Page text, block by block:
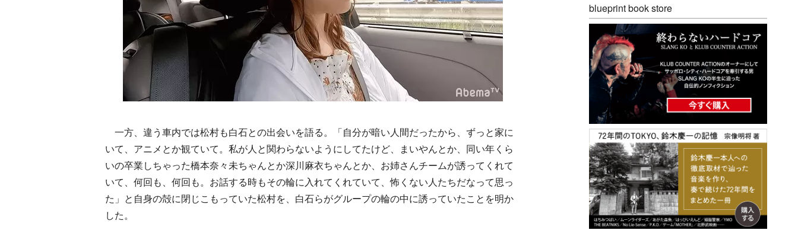
一方、違う車内では松村も白石との出会いを語る。「自分が暗い人間だったから、ずっと家に
いて、アニメとか観ていて。私が人と関わらないようにしてたけど、まいやんとか、同い年くら
いの卒業しちゃった橋本奈々未ちゃんとか深川麻衣ちゃんとか、お姉さんチームが誘ってくれて
いて、何回も、何回も。お話する時もその輪に入れてくれていて、怖くない人たちだなって思っ
た」と自身の殻に閉じこもっていた松村を、白石らがグループの輪の中に誘っていたことを明か
した。
blueprint book store